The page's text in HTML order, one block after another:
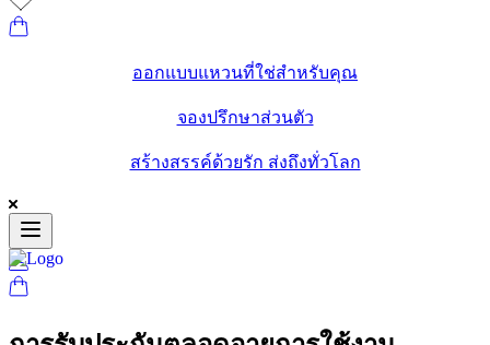
ออกแบบแหวนที่ใช่สำหรับคุณ
จองปรึกษาส่วนตัว
สร้างสรรค์ด้วยรัก ส่งถึงทั่วโลก